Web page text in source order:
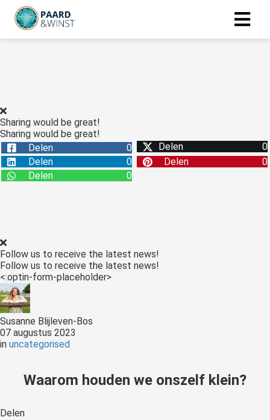
Sharing would be great!
Sharing would be great!
Delen
0 Delen
0
Delen
0 Delen
0
Delen
0
Follow us to receive the latest news!
Follow us to receive the latest news!
<:optin-form-placeholder>
Susanne Blijleven-Bos
07 augustus 2023
in uncategorised
Waarom houden we onszelf klein?
Delen